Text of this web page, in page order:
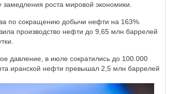
роста мировой экономики.
по сокращению добычи нефти на 163%.
производство нефти до 9,65 млн баррелей
давление, в июле сократились до 100.000
иранской нефти превышал 2,5 млн баррелей